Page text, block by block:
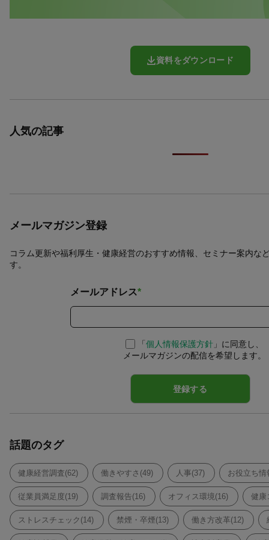
資料をダウンロード
人気の記事
メールマガジン登録
コラム更新や福利厚生・健康経営のおすすめ情報、セミナー案内な
す。
メールアドレス*
「 個人情報保護方針」に同意し、
メールマガジンの配信を希望します。
話題のタグ
健康経営調査(62) 働きやすさ(49) 人事(37) お役立ち情
従業員満足度(19) 調査報告(16) オフィス環境(16) 健康
ストレスチェック(14) 禁煙・卒煙(13) 働き方改革(12)